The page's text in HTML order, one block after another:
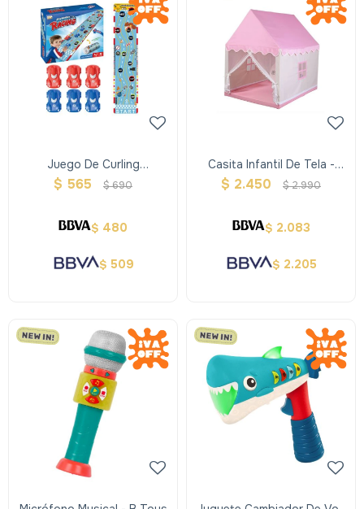
Juego De Curling
Automovilismo
$ 565 $690
$ 480
$ 509
Casita Infantil De Tela -
Rosada
$ 2.450 $2.990
$ 2.083
$ 2.205